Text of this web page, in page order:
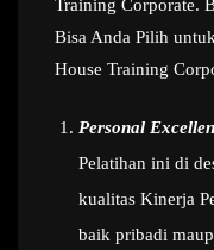
Training Corporate.
Bisa Anda Pilih
House Training
Personal
Pelatihan ini di
kualitas Kinerja
baik pribadi